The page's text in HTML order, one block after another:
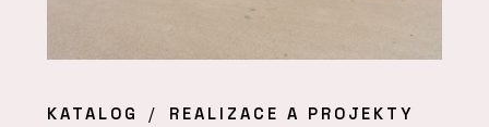
KATALOG
REALIZACE A PROJEKTY